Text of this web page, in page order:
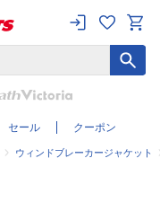
セール クーポン
ウィンドブレーカージャケット